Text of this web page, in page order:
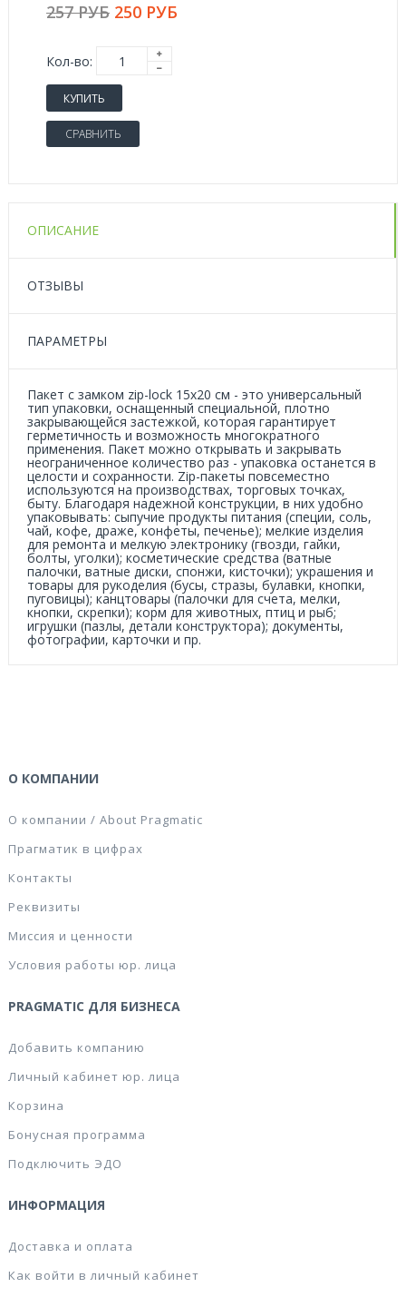
257 РУБ 250 РУБ
Кол-во:
КУПИТЬ
СРАВНИТЬ
ОПИСАНИЕ
ОТЗЫВЫ
ПАРАМЕТРЫ
Пакет c замком zip-lock 15x20 см - это универсальный
тип упаковки, оснащенный специальной, плотно
закрывающейся застежкой, которая гарантирует
герметичность и возможность многократного
применения. Пакет можно открывать и закрывать
неограниченное количество раз - упаковка останется в
целости и сохранности. Zip-пакеты повсеместно
используются на производствах, торговых точках,
быту. Благодаря надежной конструкции, в них удобно
упаковывать: сыпучие продукты питания (специи, соль,
чай, кофе, драже, конфеты, печенье); мелкие изделия
для ремонта и мелкую электронику (гвозди, гайки,
болты, уголки); косметические средства (ватные
палочки, ватные диски, спонжи, кисточки); украшения и
товары для рукоделия (бусы, стразы, булавки, кнопки,
пуговицы); канцтовары (палочки для счета, мелки,
кнопки, скрепки); корм для животных, птиц и рыб;
игрушки (пазлы, детали конструктора); документы,
фотографии, карточки и пр.
О КОМПАНИИ
О компании / About Pragmatic
Прагматик в цифрах
Контакты
Реквизиты
Миссия и ценности
Условия работы юр. лица
PRAGMATIC ДЛЯ БИЗНЕСА
Добавить компанию
Личный кабинет юр. лица
Корзина
Бонусная программа
Подключить ЭДО
ИНФОРМАЦИЯ
Доставка и оплата
Как войти в личный кабинет